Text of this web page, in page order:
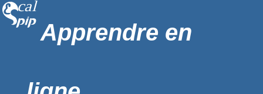
Apprendre en